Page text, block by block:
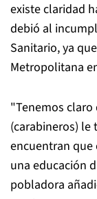
existe claridad
debió al
Sanitario, ya
Metropolitana
"Tenemos
(carabineros) le
encuentran que
una educación
pobladora